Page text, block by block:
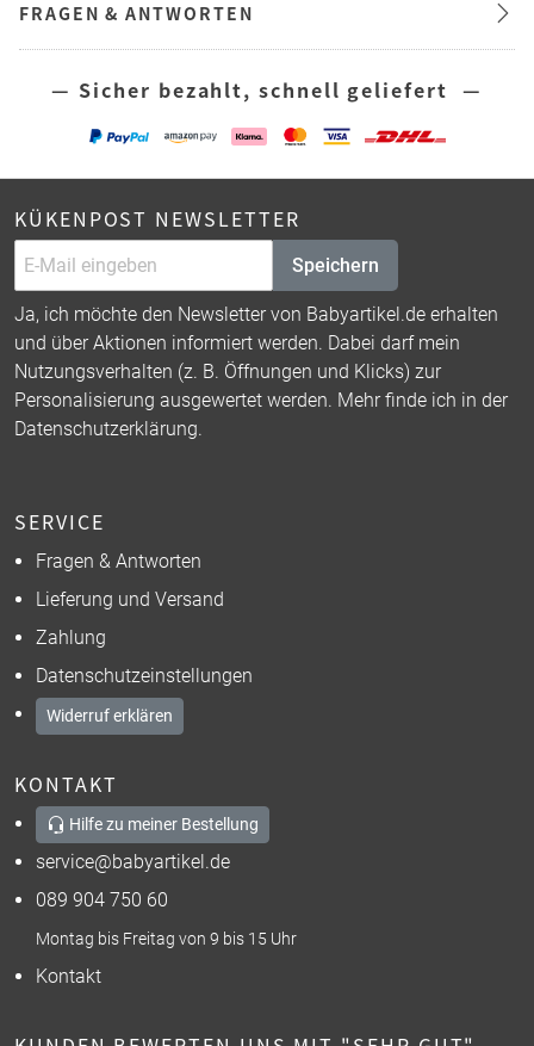
FRAGEN & ANTWORTEN
— Sicher bezahlt, schnell geliefert —
KÜKENPOST NEWSLETTER
Speichern
Ja, ich möchte den Newsletter von Babyartikel.de erhalten
und über Aktionen informiert werden. Dabei darf mein
Nutzungsverhalten (z. B. Öffnungen und Klicks) zur
Personalisierung ausgewertet werden. Mehr finde ich in der
Datenschutzerklärung.
SERVICE
Fragen & Antworten
Lieferung und Versand
Zahlung
Datenschutzeinstellungen
Widerruf erklären
KONTAKT
Hilfe zu meiner Bestellung
service@babyartikel.de
089 904 750 60
Montag bis Freitag von 9 bis 15 Uhr
Kontakt